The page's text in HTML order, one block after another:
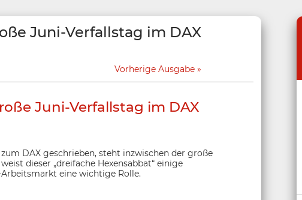
Juni-Verfallstag im DAX
Vorherige Ausgabe
Juni-Verfallstag im DAX
DAX geschrieben, steht inzwischen der große
dieser „dreifache Hexensabbat“ einige
eine wichtige Rolle.